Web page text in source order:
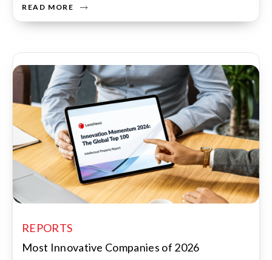
READ MORE
REPORTS
Most Innovative Companies of 2026